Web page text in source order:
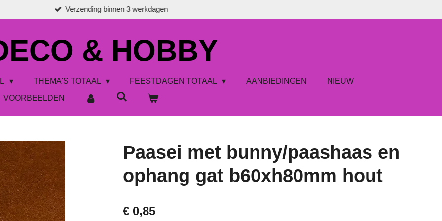
Verzending binnen 3 werkdagen
& HOBBY
THEMA'S TOTAAL FEESTDAGEN TOTAAL AANBIEDINGEN
NIEUW
VOORBEELDEN
Paasei met bunny/paashaas en
ophang gat b60xh80mm hout
€ 0,85